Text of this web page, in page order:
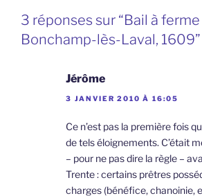
3 réponses sur “Bail à
Bonchamp-lès-Laval, 1609”
Jérôme
3 JANVIER 2010 À 16:05
Ce n’est pas la première fois
de tels éloignements. C’était
– pour ne pas dire la règle –
Trente : certains prêtres
charges (bénéfice, chanoinie,